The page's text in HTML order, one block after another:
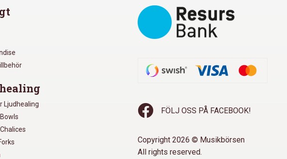
Ljudhealing
FÖLJ OSS PÅ FACEBOOK!
Copyright 2026 © Musikbörsen
All rights reserved.